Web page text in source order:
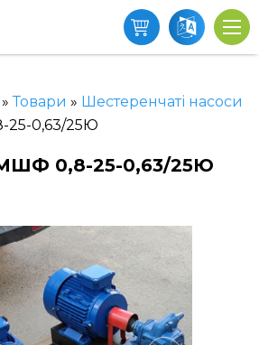
»Товари » Шестеренчаті насоси
0,63/25Ю
0,8-25-0,63/25Ю